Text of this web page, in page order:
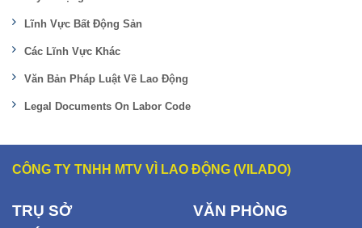
Lĩnh Vực Bất Động Sản
Các Lĩnh Vực Khác
Văn Bản Pháp Luật Về Lao Động
Legal Documents On Labor Code
CÔNG TY TNHH MTV VÌ LAO ĐỘNG (VILADO)
TRỤ SỞ
VĂN PHÒNG